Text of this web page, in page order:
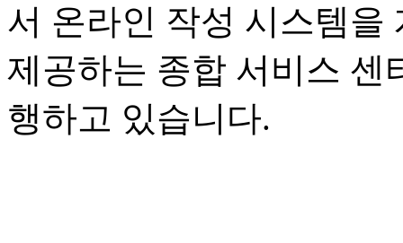
서 온라인 작성 시스템을
제공하는 종합 서비스 센
행하고 있습니다.